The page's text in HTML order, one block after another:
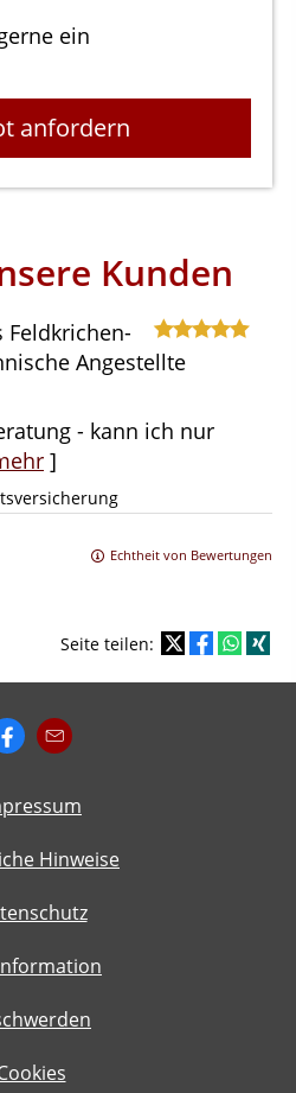
ein
anfordern
Kunden
Feldkrichen-
Angestellte
- kann ich nur
]
Echtheit von Bewertungen
Seite teilen:
Hinweise